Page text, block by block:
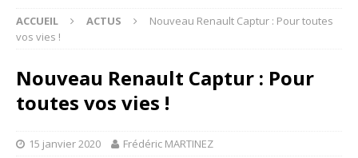
ACCUEIL ACTUS
Nouveau Renault Captur : Pour toutes
vos vies !
Nouveau Renault Captur : Pour
toutes vos vies !
15 janvier 2020 Frédéric MARTINEZ